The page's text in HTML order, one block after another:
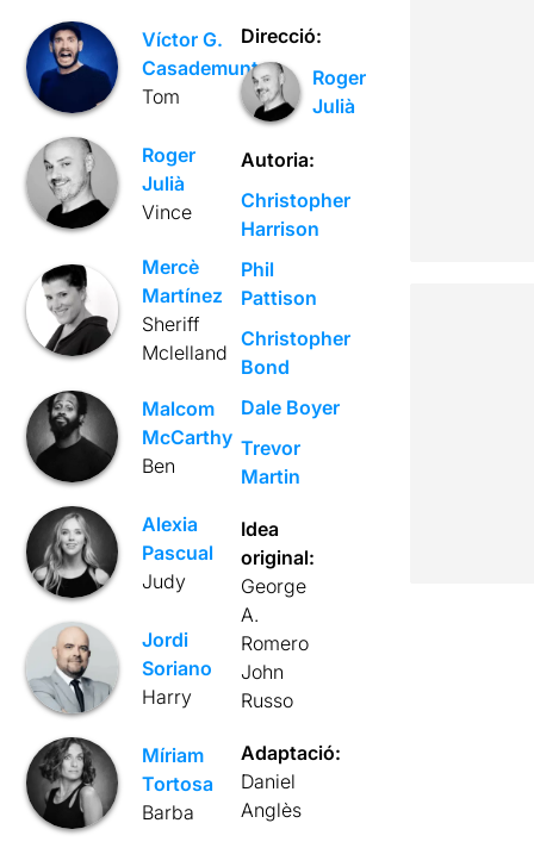
Víctor G.
Casademunt
Tom
Roger
Julià
Vince
Mercè
Martínez
Sheriff
Mclelland
Malcom
McCarthy
Ben
Alexia
Pascual
Judy
Jordi
Soriano
Harry
Míriam
Tortosa
Barba
Direcció:
Roger
Julià
Autoria:
Christopher
Harrison
Phil
Pattison
Christopher
Bond
Dale Boyer
Trevor
Martin
Idea
original:
George
A.
Romero
John
Russo
Adaptació:
Daniel
Anglès